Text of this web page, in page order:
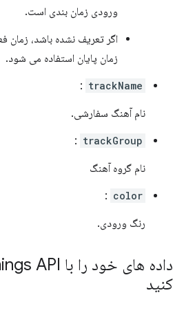
ورودی زمان بندی است.
اگر تعریف نشده باشد، زمان
زمان پایان استفاده می شود.
trackName
:
نام آهنگ سفارشی.
trackGroup
:
نام گروه آهنگ
color
:
رنگ ورودی.
کنید